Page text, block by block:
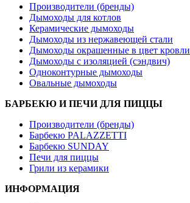
Производители (бренды)
Дымоходы для котлов
Керамические дымоходы
Дымоходы из нержавеющей стали
Дымоходы окрашенные в цвет кровли
Дымоходы с изоляцией (сэндвич)
Одноконтурные дымоходы
Овальные дымоходы
БАРБЕКЮ И ПЕЧИ ДЛЯ ПИЦЦЫ
Производители (бренды)
Барбекю PALAZZETTI
Барбекю SUNDAY
Печи для пиццы
Грили из керамики
ИНФОРМАЦИЯ